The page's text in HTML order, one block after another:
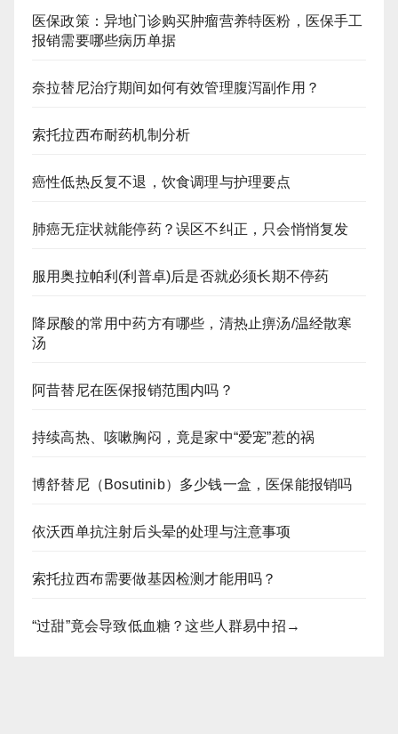
医保政策：异地门诊购买肿瘤营养特医粉，医保手工
报销需要哪些病历单据
奈拉替尼治疗期间如何有效管理腹泻副作用？
索托拉西布耐药机制分析
癌性低热反复不退，饮食调理与护理要点
肺癌无症状就能停药？误区不纠正，只会悄悄复发
服用奥拉帕利(利普卓)后是否就必须长期不停药
降尿酸的常用中药方有哪些，清热止痹汤/温经散寒
汤
阿昔替尼在医保报销范围内吗？
持续高热、咳嗽胸闷，竟是家中“爱宠”惹的祸
博舒替尼（Bosutinib）多少钱一盒，医保能报销吗
依沃西单抗注射后头晕的处理与注意事项
索托拉西布需要做基因检测才能用吗？
“过甜”竟会导致低血糖？这些人群易中招→